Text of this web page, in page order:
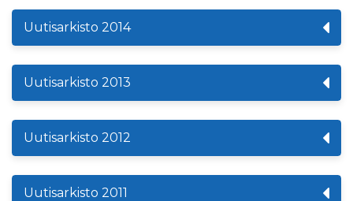
Uutisarkisto 2014
Uutisarkisto 2013
Uutisarkisto 2012
Uutisarkisto 2011